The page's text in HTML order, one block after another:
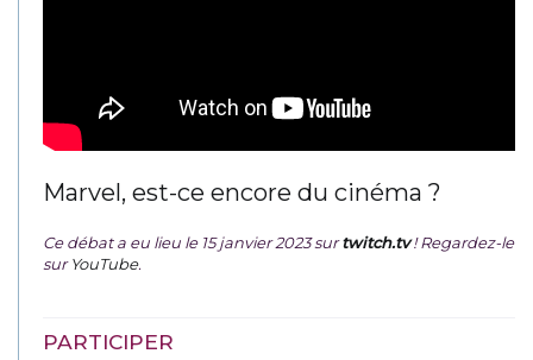
Marvel, est-ce encore du cinéma ?
Ce débat a eu lieu le 15 janvier 2023 surtwitch.tv ! Regardez-le
surYouTube.
PARTICIPER